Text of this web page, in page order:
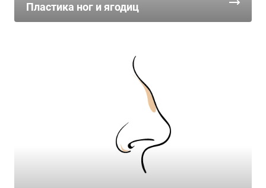
Пластика ног и ягодиц